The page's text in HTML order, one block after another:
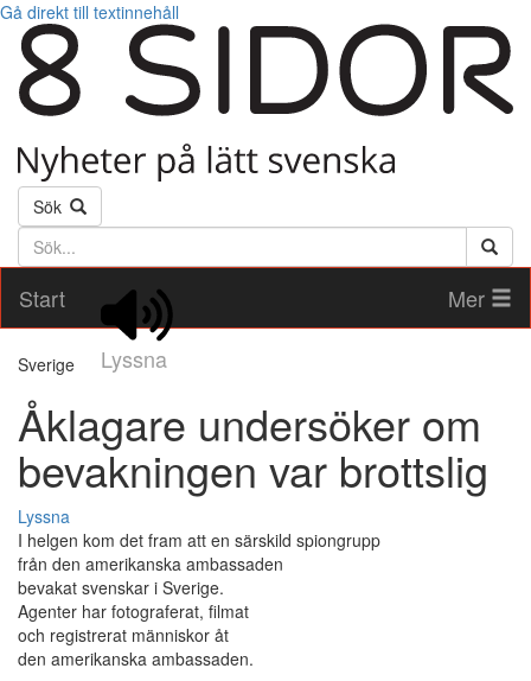
Gå direkt till textinnehåll
Sök
Söktext
Start
Lyssna
Mer
Sverige
Åklagare undersöker om
bevakningen var brottslig
Lyssna
I helgen kom det fram att en särskild spiongrupp
från den amerikanska ambassaden
bevakat svenskar i Sverige.
Agenter har fotograferat, filmat
och registrerat människor åt
den amerikanska ambassaden.